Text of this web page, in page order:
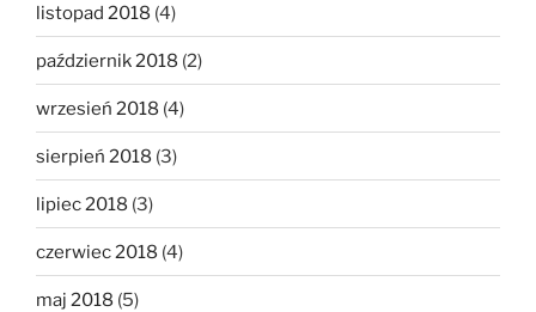
listopad 2018 (4)
październik 2018 (2)
wrzesień 2018 (4)
sierpień 2018 (3)
lipiec 2018 (3)
czerwiec 2018 (4)
maj 2018 (5)